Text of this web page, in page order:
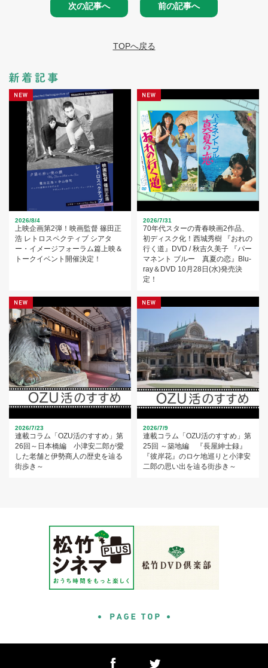
次の記事へ 前の記事へ
TOPへ戻る
2026/8/4
上映企画第2弾！映画監督 篠田正
浩 レトロスペクティブ シアタ
ー・イメージフォーラム篇上映＆
トークイベント開催決定！
2026/7/31
70年代スターの青春映画2作品、
初ディスク化！西城秀樹 『おれの
行く道』DVD / 秋吉久美子 『パー
マネント ブルー 真夏の恋』Blu-
ray＆DVD 10月28日(水)発売決
定！
2026/7/23
連載コラム「OZU活のすすめ」第
26回～日本橋編 小津安二郎が愛
した老舗と伊勢商人の歴史を辿る
街歩き～
2026/7/9
連載コラム「OZU活のすすめ」第
25回 ～築地編 『長屋紳士録』
『彼岸花』のロケ地巡りと小津安
二郎の思い出を辿る街歩き～